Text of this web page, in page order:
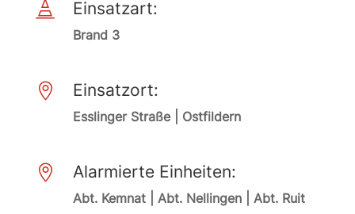
 Einsatzart:
Brand 3
 Einsatzort:
Esslinger Straße | Ostfildern
 Alarmierte Einheiten:
Abt. Kemnat | Abt. Nellingen | Abt. Ruit